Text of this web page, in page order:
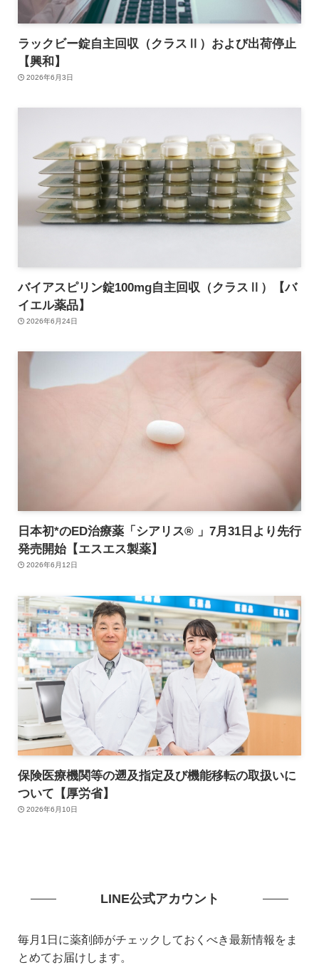
ラックビー錠自主回収（クラスⅡ）および出荷停止
【興和】
2026年6月3日
バイアスピリン錠100mg自主回収（クラスⅡ）【バ
イエル薬品】
2026年6月24日
日本初*のED治療薬「シアリス® 」7月31日より先行
発売開始【エスエス製薬】
2026年6月12日
保険医療機関等の遡及指定及び機能移転の取扱いに
ついて【厚労省】
2026年6月10日
LINE公式アカウント
毎月1日に薬剤師がチェックしておくべき最新情報をま
とめてお届けします。